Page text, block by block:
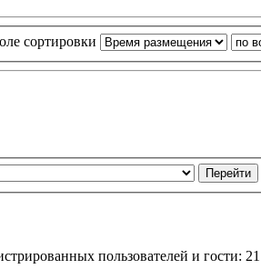
сортировки
пользователей и гости: 21